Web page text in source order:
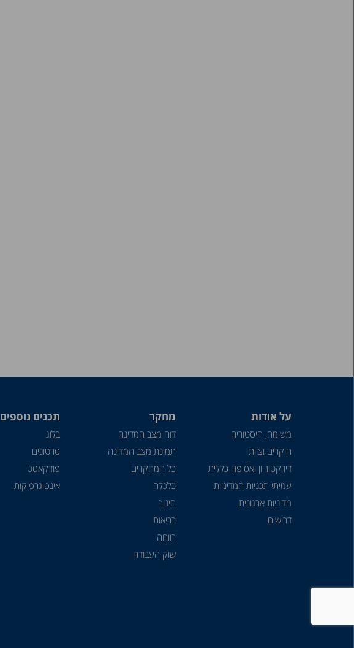
על אודות
משימה, היסטוריה
חוקרים וצוות
דירקטוריון ואסיפה כללית
עמיתי תכניות המדיניות
מדיניות ארגונית
דרושים
מחקר
דוח מצב המדינה
תמונת מצב המדינה
כל המחקרים
כלכלה
חינוך
בריאות
רווחה
שוק העבודה
תכנים נוספים
בלוג
סרטונים
פודקאסט
אינפוגרפיקות